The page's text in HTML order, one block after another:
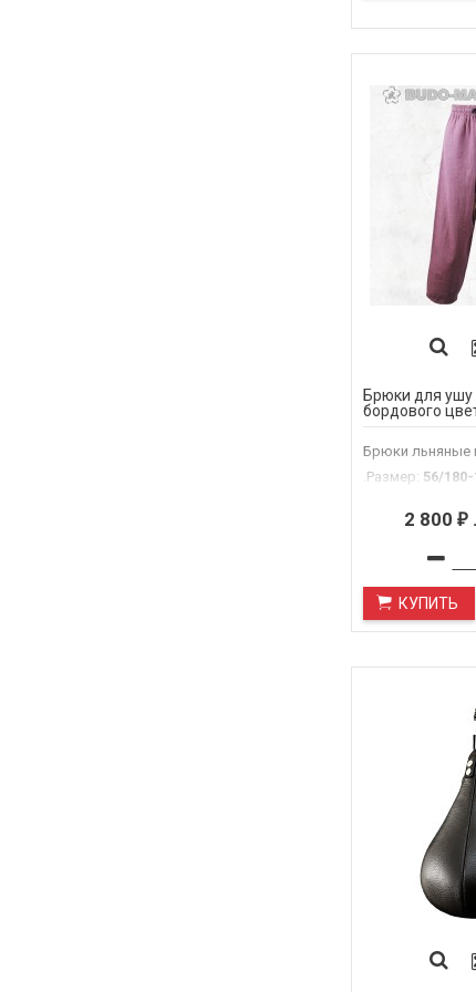
Брюки для
бордового
Брюки льняные
.Размер: 56/
2 800 ₽
КУПИТЬ